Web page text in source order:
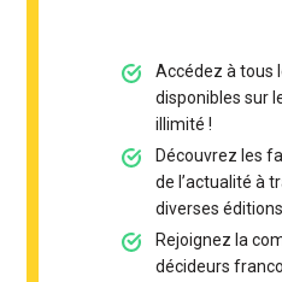
Accédez à tous
disponibles sur
illimité !
Découvrez les
de l’actualité à
diverses
Rejoignez la
décideurs